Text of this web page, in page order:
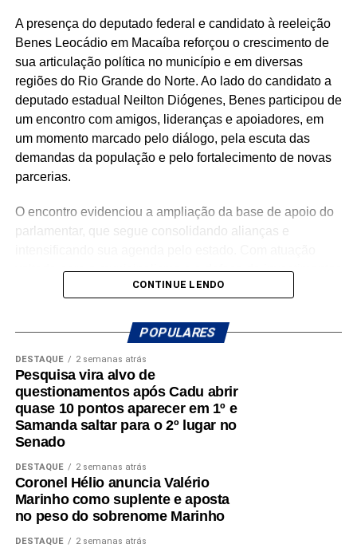
com o povo potiguar. Os números apresentados não são
apenas estatísticas: representam segurança fortalecida,
cultura valorizada, entidades beneficiadas, municípios
atendidos e uma atuação parlamentar que alcança quem
mais precisa.
São centenas de requerimentos, dezenas de patrimônios
culturais reconhecidos, organizações apoiadas e
investimentos que chegam aos municípios por meio de
emendas parlamentares. Um trabalho que demonstra que
fazer política é transformar demandas em soluções.
compromisso com o desenvolvimento do Rio Grande do
Norte. Um mandato presente, atuante e comprometido em
A presença do deputado federal e candidato à reeleição
Benes Leocádio em Macaíba reforçou o crescimento de
sua articulação política no município e em diversas
regiões do Rio Grande do Norte. Ao lado do candidato a
deputado estadual Neilton Diógenes, Benes participou de
um encontro com amigos, lideranças e apoiadores, em
um momento marcado pelo diálogo, pela escuta das
demandas da população e pelo fortalecimento de novas
parcerias.
O encontro evidenciou a ampliação da base de apoio do
parlamentar, que segue consolidando alianças e
voltada para o municipalismo e a defesa de investimentos
para os municípios potiguares, Benes tem reforçado o
desenvolvimento do Rio Grande do Norte.
A mobilização em Macaíba representa mais um passo na
construção de uma campanha que busca ampliar sua
presença em todas as regiões do estado, fortalecendo o
diálogo com a população e reafirmando o compromisso
com o futuro dos potiguares.
CONTINUE LENDO
POPULARES
DESTAQUE 2 semanas atrás
Pesquisa vira alvo de
questionamentos após Cadu abrir
quase 10 pontos aparecer em 1º e
Samanda saltar para o 2º lugar no
Senado
DESTAQUE 2 semanas atrás
Coronel Hélio anuncia Valério
Marinho como suplente e aposta
no peso do sobrenome Marinho
DESTAQUE 2 semanas atrás